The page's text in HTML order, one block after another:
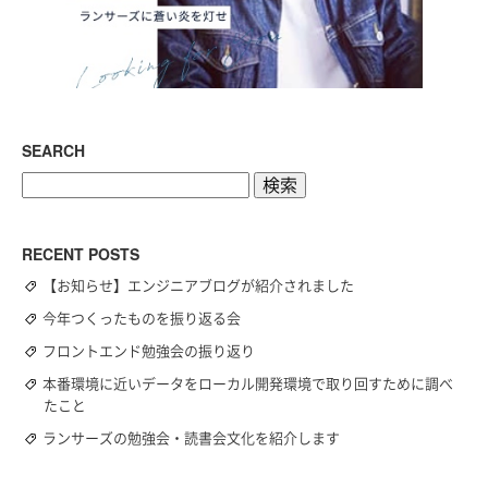
SEARCH
RECENT POSTS
【お知らせ】エンジニアブログが紹介されました
今年つくったものを振り返る会
フロントエンド勉強会の振り返り
本番環境に近いデータをローカル開発環境で取り回すために調べ
たこと
ランサーズの勉強会・読書会文化を紹介します